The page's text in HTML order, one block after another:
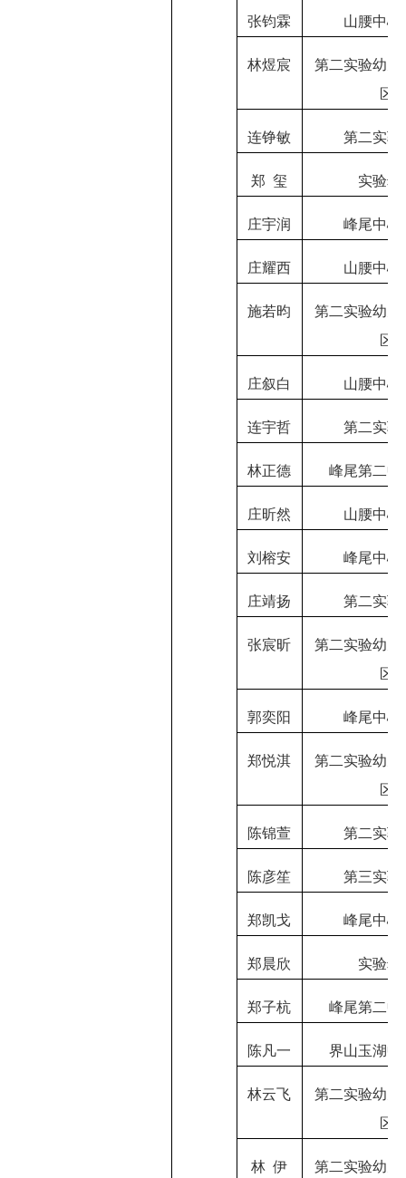
张钧霖 山腰中心
林煜宸
第二实验幼儿
区
连铮敏 第二实验
郑 玺 实验幼
庄宇润 峰尾中心
庄耀西 山腰中心
施若昀
第二实验幼儿
区
庄叙白 山腰中心
连宇哲 第二实验
林正德 峰尾第二中
庄昕然 山腰中心
刘榕安 峰尾中心
庄靖扬 第二实验
张宸昕
第二实验幼儿
区
郭奕阳 峰尾中心
郑悦淇
第二实验幼儿
区
陈锦萱 第二实验
陈彦笙 第三实验
郑凯戈 峰尾中心
郑晨欣 实验幼
郑子杭 峰尾第二中
陈凡一 界山玉湖中
林云飞
第二实验幼儿
区
林 伊 第二实验幼儿